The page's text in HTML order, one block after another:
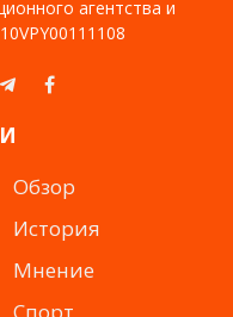
агентства и
TelegramFacebook
Обзор
История
Мнение
Спорт